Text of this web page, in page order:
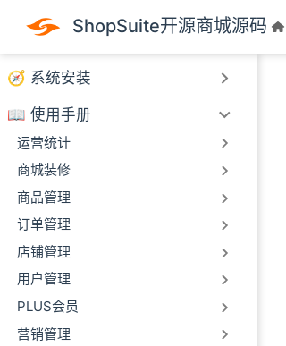
ShopSuite开源商城源码
🦁️ 系统简介
🧭 系统安装
📖 使用手册
运营统计
商城装修
商品管理
订单管理
店铺管理
用户管理
PLUS会员
营销管理